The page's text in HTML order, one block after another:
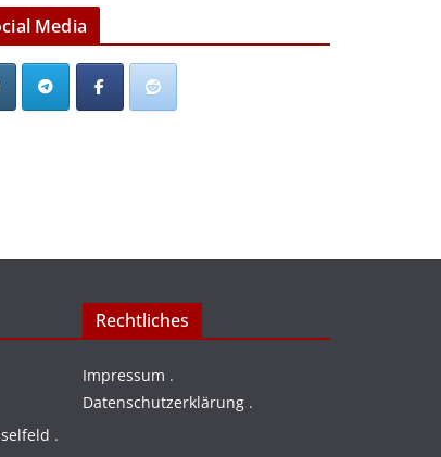
Media
.
Rechtliches
Impressum .
Datenschutzerklärung .